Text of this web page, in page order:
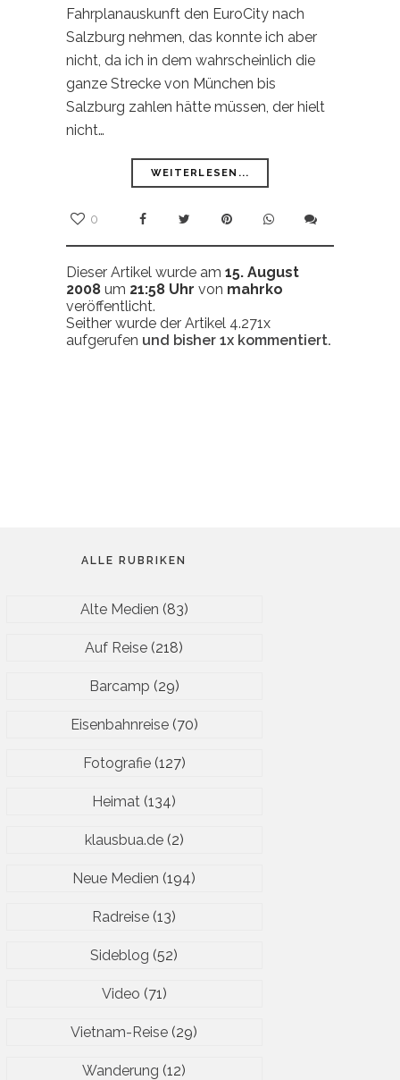
Fahrplanauskunft den EuroCity nach
Salzburg nehmen, das konnte ich aber
nicht, da ich in dem wahrscheinlich die
ganze Strecke von München bis
Salzburg zahlen hätte müssen, der hielt
nicht…
WEITERLESEN...
0
Dieser Artikel wurde am 15. August
2008 um 21:58 Uhr von mahrko
veröffentlicht.
Seither wurde der Artikel 4.271x
aufgerufen und bisher 1x kommentiert.
ALLE RUBRIKEN
Alte Medien (83)
Auf Reise (218)
Barcamp (29)
Eisenbahnreise(70)
Fotografie(127)
Heimat (134)
klausbua.de(2)
Neue Medien (194)
Radreise (13)
Sideblog (52)
Video (71)
Vietnam-Reise (29)
Wanderung (12)